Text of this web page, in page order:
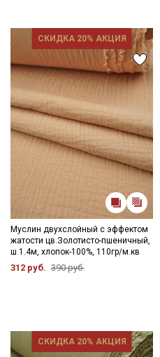
СКИДКА 20% АКЦИЯ
Муслин двухслойный с эффектом
жатости цв.Золотисто-пшеничный,
ш.1.4м, хлопок-100%, 110гр/м.кв
312 руб. 390 руб.
СКИДКА 20% АКЦИЯ
Секретная рассылка